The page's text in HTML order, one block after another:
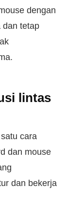
dengan
dan tetap
lintas
cara
dan mouse
dan bekerja